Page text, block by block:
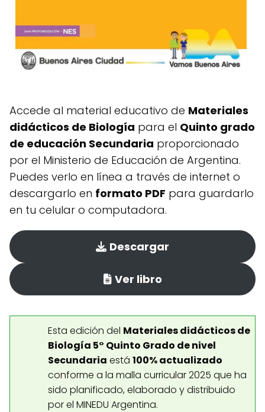
Accede al material educativo de Materiales
didácticos de Biología para el Quinto grado
de educación Secundaria proporcionado
por el Ministerio de Educación de Argentina.
Puedes verlo en línea a través de internet o
descargarlo en formato PDF para guardarlo
en tu celular o computadora.
Descargar
Ver libro
Esta edición del Materiales didácticos de
Biología 5° Quinto Grado de nivel
Secundaria está 100% actualizado
conforme a la malla curricular 2025 que ha
sido planificado, elaborado y distribuido
por el MINEDU Argentina.